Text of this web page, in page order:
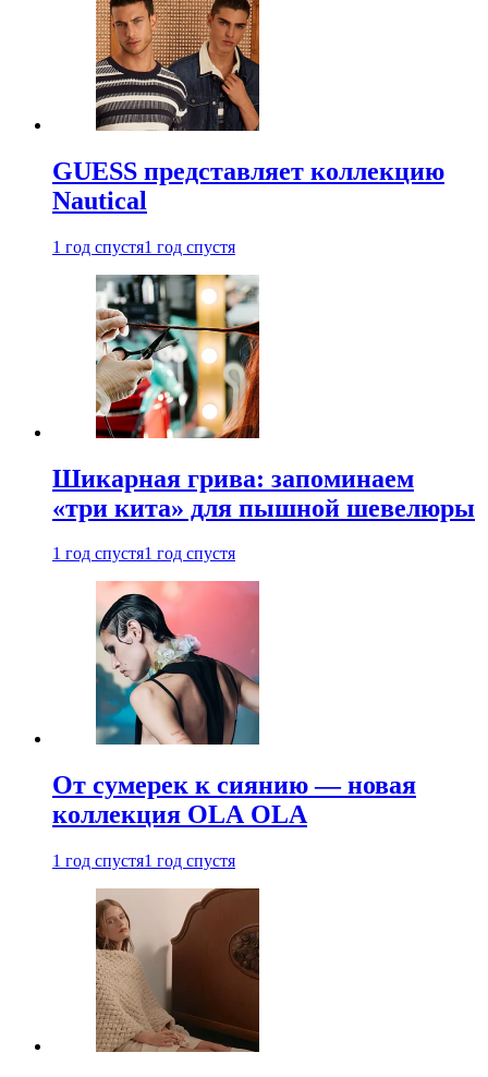
GUESS представляет коллекцию
Nautical
1 год спустя1 год спустя
Шикарная грива: запоминаем
«три кита» для пышной шевелюры
1 год спустя1 год спустя
От сумерек к сиянию — новая
коллекция OLA OLA
1 год спустя1 год спустя